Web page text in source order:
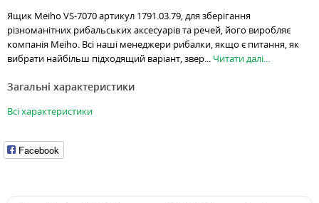
Ящик Meiho VS-7070 артикул 1791.03.79, для зберігання
різноманітних рибальських аксесуарів та речей, його виробляє
компанія Meiho. Всі наші менеджери рибалки, якщо є питання, як
вибрати найбільш підходящий варіант, звер... Читати далі...
Загальні характеристики
Всі характеристики
Facebook